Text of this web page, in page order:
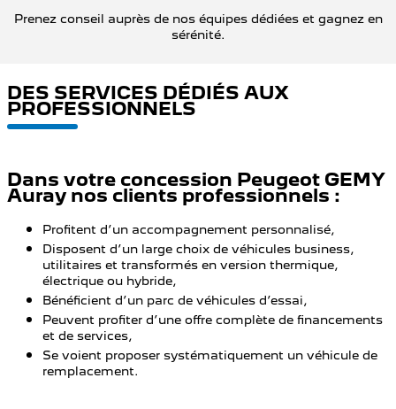
Prenez conseil auprès de nos équipes dédiées et gagnez en
sérénité.
DES SERVICES DÉDIÉS AUX
PROFESSIONNELS
Dans votre concession Peugeot GEMY
Auray nos clients professionnels :
Profitent d’un accompagnement personnalisé,
Disposent d’un large choix de véhicules business,
utilitaires et transformés en version thermique,
électrique ou hybride,
Bénéficient d’un parc de véhicules d’essai,
Peuvent profiter d’une offre complète de financements
et de services,
Se voient proposer systématiquement un véhicule de
remplacement.